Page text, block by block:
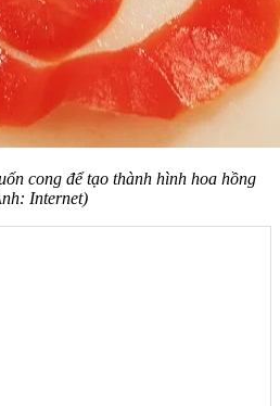
cong để tạo thành hình hoa hồng
Internet)